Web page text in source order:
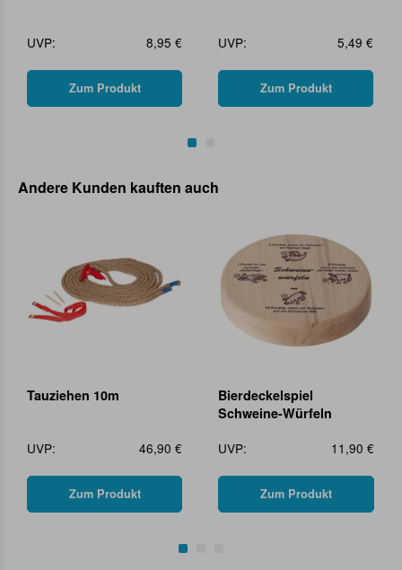
UVP: 8,95 €
Zum Produkt
UVP: 5,49 €
Zum Produkt
Andere Kunden kauften auch
Tauziehen 10m
UVP: 46,90 €
Zum Produkt
Bierdeckelspiel
Schweine-Würfeln
UVP:
11,90 €
Zum Produkt